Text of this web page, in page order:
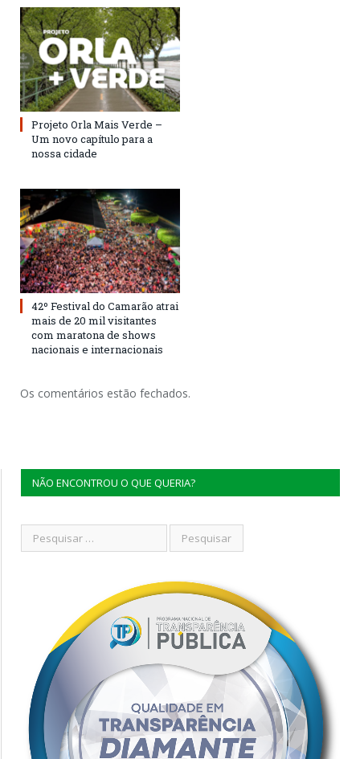
Projeto Orla Mais Verde –
Um novo capítulo para a
nossa cidade
42º Festival do Camarão atrai
mais de 20 mil visitantes
com maratona de shows
nacionais e internacionais
Os comentários estão fechados.
NÃO ENCONTROU O QUE QUERIA?